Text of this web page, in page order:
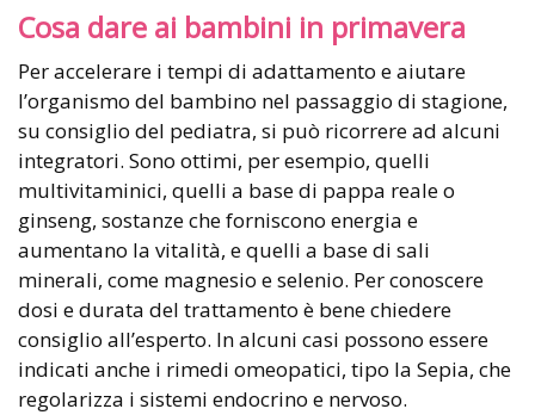
Cosa dare ai bambini in primavera
Per accelerare i tempi di adattamento e aiutare
l’organismo del bambino nel passaggio di stagione,
su consiglio del pediatra, si può ricorrere ad alcuni
integratori. Sono ottimi, per esempio, quelli
multivitaminici, quelli a base di pappa reale o
ginseng, sostanze che forniscono energia e
aumentano la vitalità, e quelli a base di sali
minerali, come magnesio e selenio. Per conoscere
dosi e durata del trattamento è bene chiedere
consiglio all’esperto. In alcuni casi possono essere
indicati anche i rimedi omeopatici, tipo la Sepia, che
regolarizza i sistemi endocrino e nervoso.